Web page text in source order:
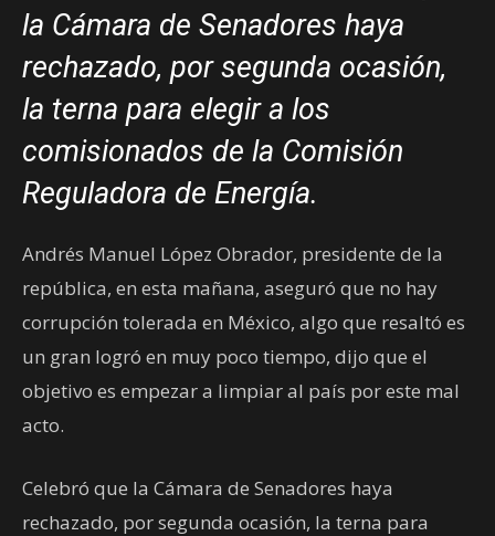
la Cámara de Senadores haya
rechazado, por segunda ocasión,
la terna para elegir a los
comisionados de la Comisión
Reguladora de Energía.
Andrés Manuel López Obrador, presidente de la
república, en esta mañana, aseguró que no hay
corrupción tolerada en México, algo que resaltó es
un gran logró en muy poco tiempo, dijo que el
objetivo es empezar a limpiar al país por este mal
acto.
Celebró que la Cámara de Senadores haya
rechazado, por segunda ocasión, la terna para